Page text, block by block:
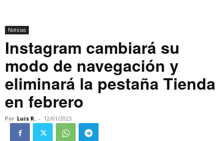
Noticias
Instagram cambiará su
modo de navegación y
eliminará la pestaña Tienda
en febrero
Por Luis R. - 12/01/2023